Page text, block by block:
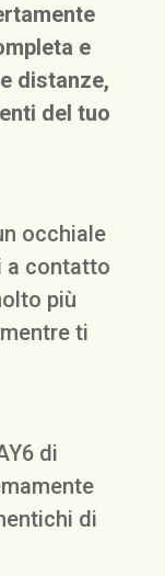
e
distanze,
del tuo
occhiale
a contatto
più
ti
di
di